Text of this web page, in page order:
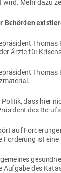
wird. Mehr dazu
Behörden
Ärzte für
Politik, dass hier
des
auf
For­derung ist
Aufgabe des